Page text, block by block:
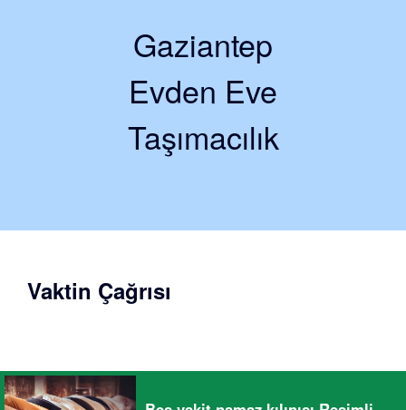
Gaziantep
Evden Eve
Taşımacılık
Vaktin Çağrısı